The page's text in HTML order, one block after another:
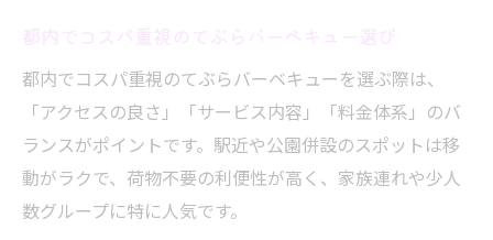
都内でコスパ重視のてぶらバーベキューを選ぶ際は、
「アクセスの良さ」「サービス内容」「料金体系」のバ
ランスがポイントです。駅近や公園併設のスポットは移
動がラクで、荷物不要の利便性が高く、家族連れや少人
数グループに特に人気です。